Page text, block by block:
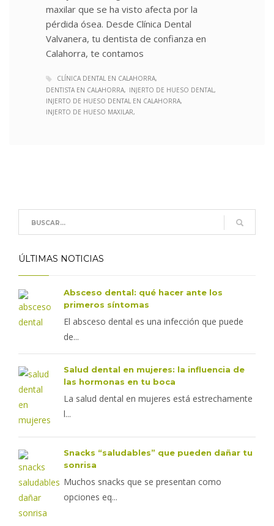
maxilar que se ha visto afecta por la
pérdida ósea. Desde Clínica Dental
Valvanera, tu dentista de confianza en
Calahorra, te contamos
CLÍNICA DENTAL EN CALAHORRA
DENTISTA EN CALAHORRA
INJERTO DE HUESO DENTAL
INJERTO DE HUESO DENTAL EN CALAHORRA
INJERTO DE HUESO MAXILAR
ÚLTIMAS NOTICIAS
Absceso dental: qué hacer ante los
primeros síntomas
El absceso dental es una infección que puede
de...
Salud dental en mujeres: la influencia de
las hormonas en tu boca
La salud dental en mujeres está estrechamente
l...
Snacks “saludables” que pueden dañar tu
sonrisa
Muchos snacks que se presentan como
opciones eq...